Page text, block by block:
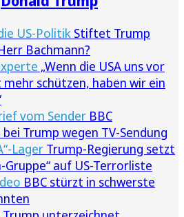
US-Politik Stiftet Trump
Bachmann?
„Wenn die USA uns vor
mehr schützen, haben wir ein
vom Sender BBC
Trump wegen TV-Sendung
Lager Trump-Regierung setzt
auf US-Terrorliste
BBC stürzt in schwerste